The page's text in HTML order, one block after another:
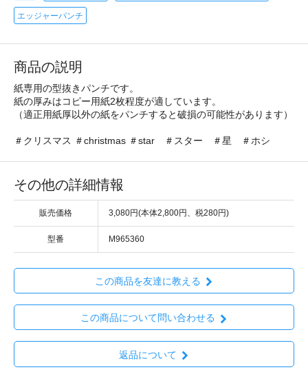
エッジャーパンチ
商品の説明
紙専用の型抜きパンチです。
紙の厚みはコピー用紙2枚程度が適しています。
（適正用紙厚以外の紙をパンチすると破損の可能性があります）
＃クリスマス ＃christmas ＃star ＃スター ＃星 ＃ホシ
その他の詳細情報
販売価格 3,080円(本体2,800円、税280円)
型番 M965360
この商品を友達に教える
この商品について問い合わせる
返品について